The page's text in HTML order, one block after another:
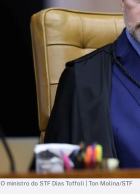
O ministro do STF Dias Toffoli | Ton Molina/STF